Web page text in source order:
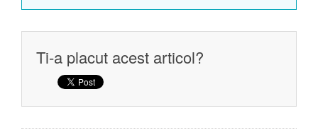
Ti-a placut acest articol?